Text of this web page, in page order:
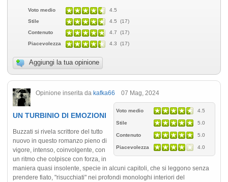
Voto medio
4.5
Stile
4.5 (17)
Contenuto
4.7 (17)
Piacevolezza
4.3 (17)
Aggiungi la tua opinione
Opinione inserita da kafka66 07 Mag, 2024
Voto medio 4.5
Stile 5.0
Contenuto 5.0
Piacevolezza 4.0
UN TURBINIO DI EMOZIONI
Buzzati si rivela scrittore del tutto
nuovo in questo romanzo pieno di
vigore, intenso, coinvolgente, con
un ritmo che colpisce con forza, in
maniera quasi insolente, specie in alcuni capitoli, che si leggono senza
prendere fiato, "risucchiati" nei profondi monologhi interiori del